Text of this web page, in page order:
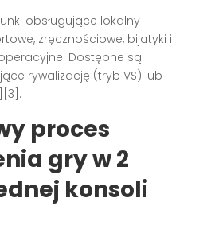
obsługujące lokalny
zręcznościowe, bijatyki i
Dostępne są
rywalizację (tryb VS) lub
.
proces
gry w 2
konsoli